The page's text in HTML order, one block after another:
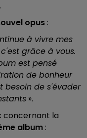
.
opus :
à vivre mes
grâce à vous.
est pensé
de bonheur
besoin de s'évader
».
concernant la
album :